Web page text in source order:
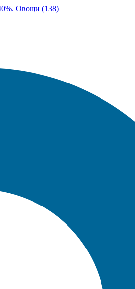
Овощи (138)